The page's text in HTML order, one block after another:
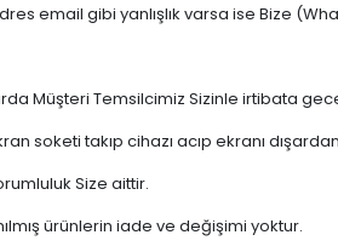
email gibi yanlışlık varsa ise Bize
Müşteri Temsilcimiz Sizinle irtibata
soketi takıp cihazı acıp ekranı
Size aittir.
ürünlerin iade ve değişimi yoktur.